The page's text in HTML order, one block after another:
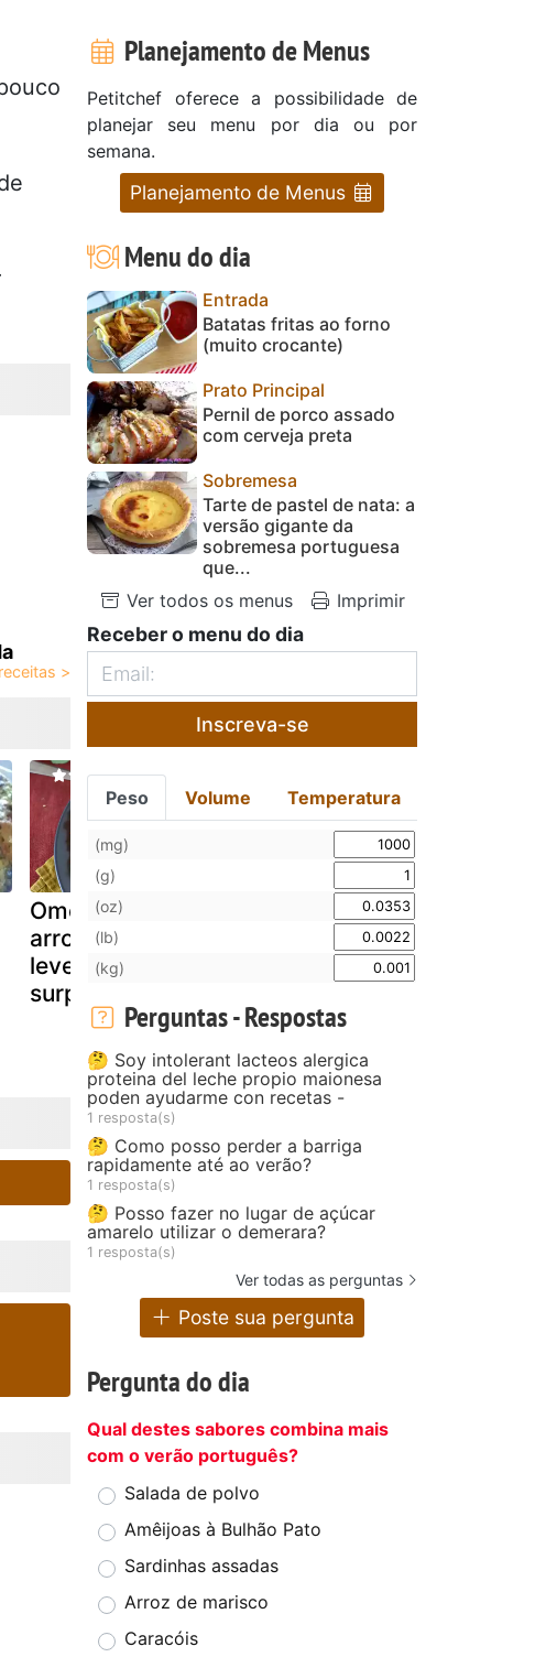
Omelete com
arroz crocante:
leve, nutritivo e
surpreendente
Omelete com
camarão e nirá
Planejamento de Menus
Petitchef oferece a possibilidade de
planejar seu menu por dia ou por
semana.
Planejamento de Menus
Menu do dia
Entrada
Batatas fritas ao forno
(muito crocante)
Prato Principal
Pernil de porco assado
com cerveja preta
Sobremesa
Tarte de pastel de nata: a
versão gigante da
sobremesa portuguesa
que...
Ver todos os menus
Imprimir
Receber o menu do dia
Inscreva-se
Peso Volume Temperatura
(mg)
(g)
(oz)
(lb)
(kg)
Perguntas - Respostas
🤔 Soy intolerant lacteos alergica
proteina del leche propio maionesa
poden ayudarme con recetas -
1 resposta(s)
🤔 Como posso perder a barriga
rapidamente até ao verão?
1 resposta(s)
🤔 Posso fazer no lugar de açúcar
amarelo utilizar o demerara?
1 resposta(s)
Ver todas as perguntas
Poste sua pergunta
Pergunta do dia
Qual destes sabores combina mais
com o verão português?
Salada de polvo
Amêijoas à Bulhão Pato
Sardinhas assadas
Arroz de marisco
Caracóis